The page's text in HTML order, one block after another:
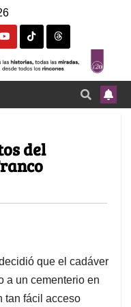
del
que el cadáver
a un cementerio en
tan fácil acceso